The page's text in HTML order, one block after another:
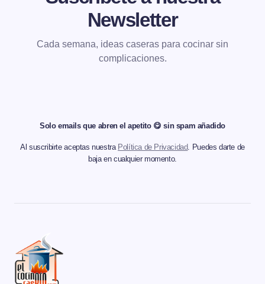
Newsletter
Cada semana, ideas caseras para cocinar sin
complicaciones.
Solo emails que abren el apetito 😋 sin spam añadido
Al suscribirte aceptas nuestra Política de Privacidad. Puedes darte de
baja en cualquier momento.